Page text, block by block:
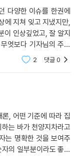
들이 전문가의 심리 상
는 전문가의 도움
사 피해자 실태 조사,
에 대한 통계도 보여
“장애인, 경력 단절 여
해자, 운전기사, 그리
주인공들”이다. 그리
아이들(25.5%, 보건복
는 아이들(17.3%, 교
는 청소년들(12.9%,
숫자가 온전히 드러
결식카드’로는 편의점
, 부모의 처벌보다는 사
경의 청소년들…. 이렇
의 구체적 삶에 한국 사
다양한 이슈를 한권에
에 지쳐 잊고 지냈지만,
이 인상깊었고, 잘 알지
엇보다 기자님의 주제
제 마음도 따뜻함이 느
2 댓글0
, 어떤 기준에 따라 집
는 바가 천양지차라고
는 명확한 것을 보여주
의 일부분이라도 좋은